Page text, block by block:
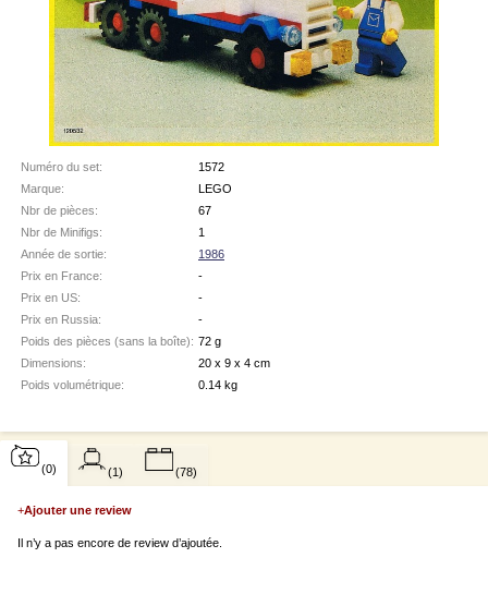
Numéro du set:
1572
Marque:
LEGO
Nbr de pièces:
67
Nbr de Minifigs:
1
Année de sortie:
1986
Prix en France:
-
Prix en US:
-
Prix en Russia:
-
Poids des pièces (sans la boîte): 72 g
Dimensions:
20 x 9 x 4 cm
Poids volumétrique:
0.14 kg
(0)
+Ajouter une review
Il n’y a pas encore de review d’ajoutée.
(1) (78)